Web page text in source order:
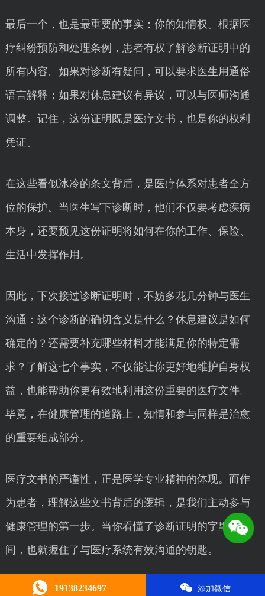
最后一个，也是最重要的事实：你的知情权。根据医
疗纠纷预防和处理条例，患者有权了解诊断证明中的
所有内容。如果对诊断有疑问，可以要求医生用通俗
语言解释；如果对休息建议有异议，可以与医师沟通
调整。记住，这份证明既是医疗文书，也是你的权利
凭证。
在这些看似冰冷的条文背后，是医疗体系对患者全方
位的保护。当医生写下诊断时，他们不仅要考虑疾病
本身，还要预见这份证明将如何在你的工作、保险、
生活中发挥作用。
因此，下次接过诊断证明时，不妨多花几分钟与医生
沟通：这个诊断的确切含义是什么？休息建议是如何
确定的？还需要补充哪些材料才能满足你的特定需
求？了解这七个事实，不仅能让你更好地维护自身权
益，也能帮助你更有效地利用这份重要的医疗文件。
毕竟，在健康管理的道路上，知情和参与同样是治愈
的重要组成部分。
医疗文书的严谨性，正是医学专业精神的体现。而作
为患者，理解这些文书背后的逻辑，是我们主动参与
健康管理的第一步。当你看懂了诊断证明的字里行
间，也就握住了与医疗系统有效沟通的钥匙。
呼和浩特证件制作编辑，转载请注明。
19138234697 添加微信